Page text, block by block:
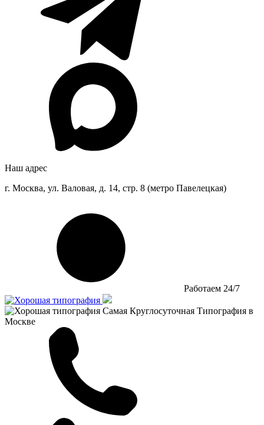
Наш адрес
г. Москва, ул. Валовая, д. 14, стр. 8 (метро Павелецкая)
Работаем 24/7
Самая Круглосуточная Типография в
Москве